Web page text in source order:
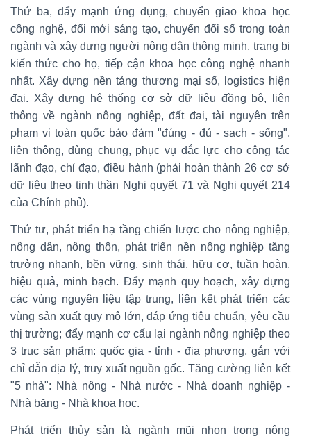
Thứ ba, đẩy mạnh ứng dụng, chuyển giao khoa học
công nghệ, đổi mới sáng tạo, chuyển đổi số trong toàn
ngành và xây dựng người nông dân thông minh, trang bị
kiến thức cho họ, tiếp cận khoa học công nghệ nhanh
nhất. Xây dựng nền tảng thương mại số, logistics hiện
đại. Xây dựng hệ thống cơ sở dữ liệu đồng bộ, liên
thông về ngành nông nghiệp, đất đai, tài nguyên trên
phạm vi toàn quốc bảo đảm "đúng - đủ - sạch - sống",
liên thông, dùng chung, phục vụ đắc lực cho công tác
lãnh đạo, chỉ đạo, điều hành (phải hoàn thành 26 cơ sở
dữ liệu theo tinh thần Nghị quyết 71 và Nghị quyết 214
của Chính phủ).
Thứ tư, phát triển hạ tầng chiến lược cho nông nghiệp,
nông dân, nông thôn, phát triển nền nông nghiệp tăng
trưởng nhanh, bền vững, sinh thái, hữu cơ, tuần hoàn,
hiệu quả, minh bạch. Đẩy mạnh quy hoạch, xây dựng
các vùng nguyên liệu tập trung, liên kết phát triển các
vùng sản xuất quy mô lớn, đáp ứng tiêu chuẩn, yêu cầu
thị trường; đẩy mạnh cơ cấu lại ngành nông nghiệp theo
3 trục sản phẩm: quốc gia - tỉnh - địa phương, gắn với
chỉ dẫn địa lý, truy xuất nguồn gốc. Tăng cường liên kết
"5 nhà": Nhà nông - Nhà nước - Nhà doanh nghiệp -
Nhà băng - Nhà khoa học.
Phát triển thủy sản là ngành mũi nhọn trong nông